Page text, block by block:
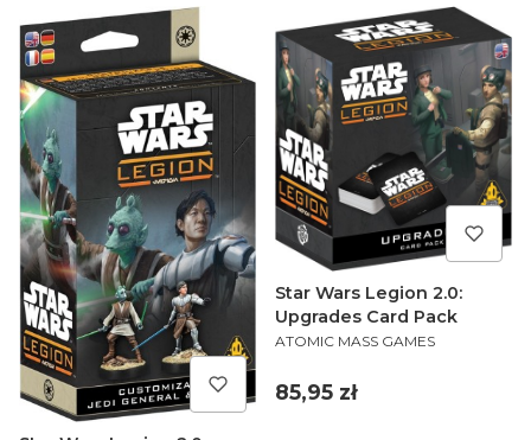
Star Wars Legion 2.0:
Upgrades Card Pack
PRODUCENT
ATOMIC MASS GAMES
Cena
85,95 zł